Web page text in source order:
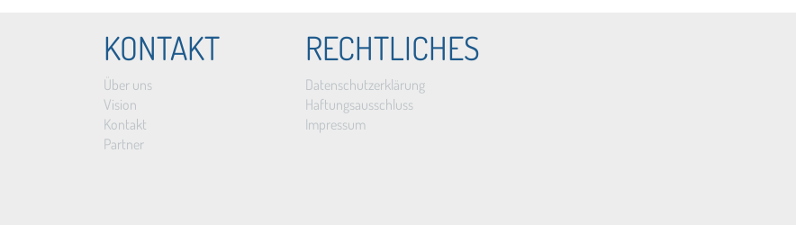
KONTAKT
Über uns
Vision
Kontakt
Partner
RECHTLICHES
Datenschutzerklärung
Haftungsausschluss
Impressum